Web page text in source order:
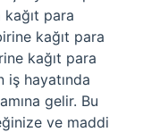
kağıt para
kağıt para
kağıt para
hayatında
gelir. Bu
ve maddi